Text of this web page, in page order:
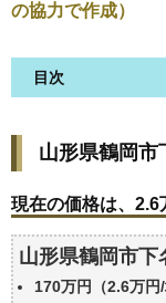
の協力で作成）
目次
現在の価格
価格を詳細に
公示地価は
エリアの将来
山形県鶴岡市
現在の価格は、2.6
山形県鶴岡市下
170万円（2.6万円/